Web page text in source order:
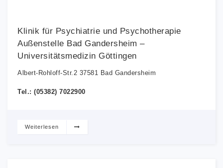
Klinik für Psychiatrie und Psychotherapie
Außenstelle Bad Gandersheim –
Universitätsmedizin Göttingen
Albert-Rohloff-Str.2 37581 Bad Gandersheim
Tel.: (05382) 7022900
Weiterlesen